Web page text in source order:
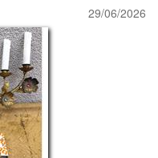
29/06/2026